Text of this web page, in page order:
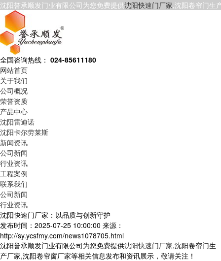
沈阳誉承顺发门业有限公司为您免费提供沈阳快速门厂家,沈阳卷帘门生
全国咨询热线： 024-85611180
网站首页
关于我们
公司概况
荣誉资质
产品中心
沈阳雷迪诺
沈阳卡尔劳莱斯
新闻资讯
公司新闻
行业资讯
工程案例
联系我们
公司新闻
行业资讯
沈阳快速门厂家：以品质与创新守护
发布时间：2025-07-25 10:00:00 来源：
http://sy.ycsfmy.com/news1078705.html
沈阳誉承顺发门业有限公司为您免费提供沈阳快速门厂家,沈阳卷帘门生
产厂家,沈阳卷帘窗厂家等相关信息发布和资讯展示，敬请关注！